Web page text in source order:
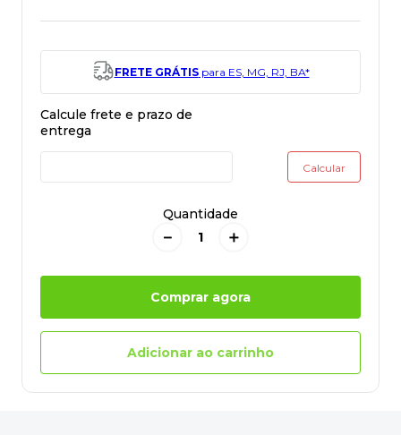
FRETE GRÁTISpara ES, MG, RJ, BA*
Quantidade
＋
－
Comprar agora
Adicionar ao carrinho